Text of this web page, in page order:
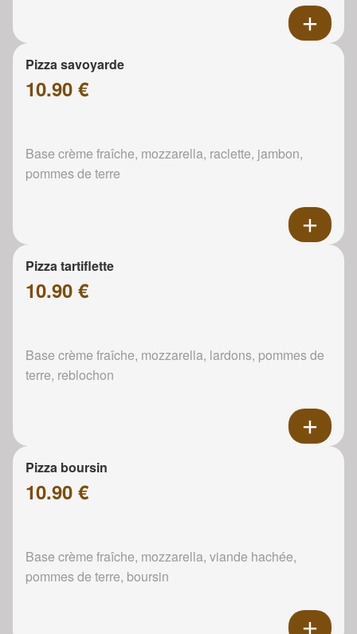
Pizza savoyarde
10.90 €
Base crème fraîche, mozzarella, raclette, jambon,
pommes de terre
Pizza tartiflette
10.90 €
Base crème fraîche, mozzarella, lardons, pommes de
terre, reblochon
Pizza boursin
10.90 €
Base crème fraîche, mozzarella, viande hachée,
pommes de terre, boursin